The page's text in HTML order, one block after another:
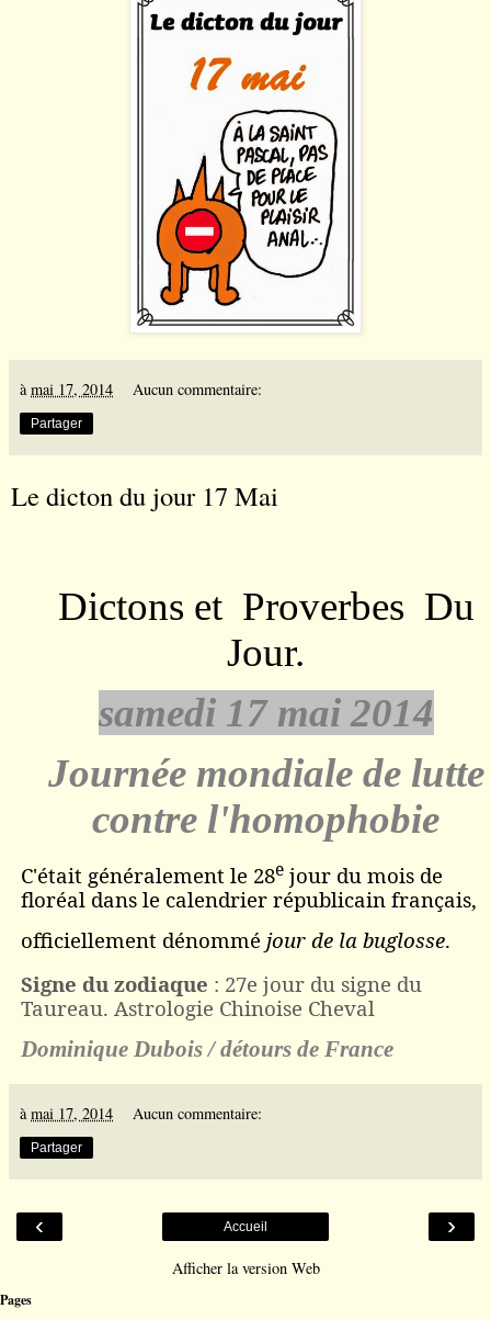
àmai 17, 2014 Aucun commentaire:
Partager
Le dicton du jour 17 Mai
Dictons et Proverbes Du
Jour.
samedi 17 mai 2014
Journée mondiale de lutte
contre l'homophobie
C'était généralement le 28e jour du mois de
floréal dans le calendrier républicain français,
officiellement dénommé jour de labuglosse.
Signe du zodiaque : 27e jour du signe du
Taureau. Astrologie Chinoise Cheval
Dominique Dubois / détours de France
à mai 17, 2014 Aucun commentaire:
Partager
‹ ›
Accueil
Afficher la version Web
Pages